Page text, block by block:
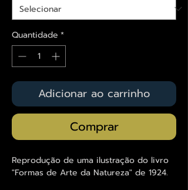
Quantidade *
Adicionar ao carrinho
Comprar
Reprodução de uma ilustração do livro
"Formas de Arte da Natureza" de 1924.